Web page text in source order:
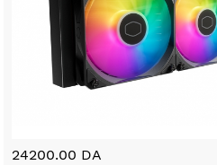
24200.00 DA